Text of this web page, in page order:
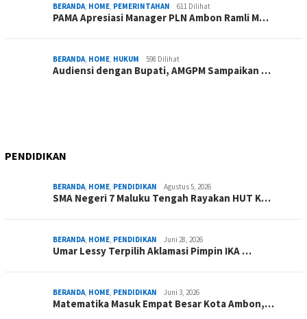
BERANDA, HOME, PEMERINTAHAN 611 Dilihat
PAMA Apresiasi Manager PLN Ambon Ramli M…
BERANDA, HOME, HUKUM 598 Dilihat
Audiensi dengan Bupati, AMGPM Sampaikan …
PENDIDIKAN
BERANDA, HOME, PENDIDIKAN Agustus 5, 2026
SMA Negeri 7 Maluku Tengah Rayakan HUT K…
BERANDA, HOME, PENDIDIKAN Juni 28, 2026
Umar Lessy Terpilih Aklamasi Pimpin IKA …
BERANDA, HOME, PENDIDIKAN Juni 3, 2026
Matematika Masuk Empat Besar Kota Ambon,…